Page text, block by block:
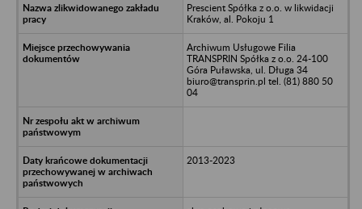
Prescient Spółka z o.o. w likwidacji
Kraków, al. Pokoju 1
Archiwum Usługowe Filia
TRANSPRIN Spółka z o.o. 24-100
Góra Puławska, ul. Długa 34
biuro@transprin.pl tel. (81) 880 50
04
2013-2023